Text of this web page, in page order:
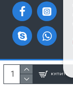
КУПИТЬ